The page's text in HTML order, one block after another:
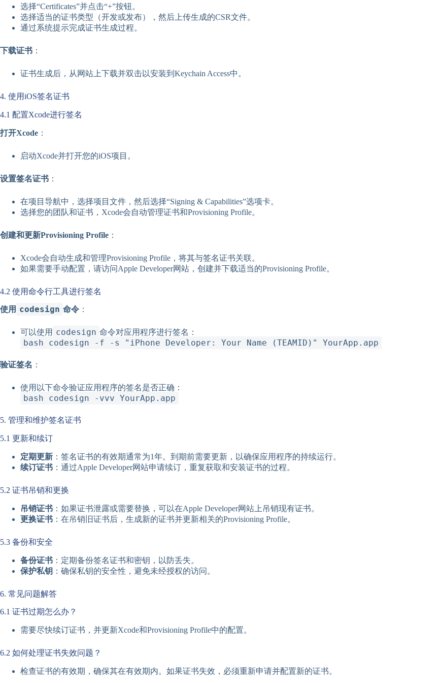
选择“Certificates”并点击“+”按钮。
选择适当的证书类型（开发或发布），然后上传生成的CSR文件。
通过系统提示完成证书生成过程。
下载证书 ：
证书生成后，从网站上下载并双击以安装到Keychain Access中。
4. 使用iOS签名证书
4.1 配置Xcode进行签名
打开Xcode ：
启动Xcode并打开您的iOS项目。
设置签名证书 ：
在项目导航中，选择项目文件，然后选择“Signing & Capabilities”选项卡。
选择您的团队和证书，Xcode会自动管理证书和Provisioning Profile。
创建和更新Provisioning Profile ：
Xcode会自动生成和管理Provisioning Profile，将其与签名证书关联。
如果需要手动配置，请访问Apple Developer网站，创建并下载适当的Provisioning Profile。
4.2 使用命令行工具进行签名
使用 codesign 命令 ：
可以使用 codesign 命令对应用程序进行签名：
bash codesign -f -s "iPhone Developer: Your Name (TEAMID)" YourApp.app
验证签名 ：
使用以下命令验证应用程序的签名是否正确：
bash codesign -vvv YourApp.app
5. 管理和维护签名证书
5.1 更新和续订
定期更新 ：签名证书的有效期通常为1年。到期前需要更新，以确保应用程序的持续运行。
续订证书 ：通过Apple Developer网站申请续订，重复获取和安装证书的过程。
5.2 证书吊销和更换
吊销证书 ：如果证书泄露或需要替换，可以在Apple Developer网站上吊销现有证书。
更换证书 ：在吊销旧证书后，生成新的证书并更新相关的Provisioning Profile。
5.3 备份和安全
备份证书 ：定期备份签名证书和密钥，以防丢失。
保护私钥 ：确保私钥的安全性，避免未经授权的访问。
6. 常见问题解答
6.1 证书过期怎么办？
需要尽快续订证书，并更新Xcode和Provisioning Profile中的配置。
6.2 如何处理证书失效问题？
检查证书的有效期，确保其在有效期内。如果证书失效，必须重新申请并配置新的证书。